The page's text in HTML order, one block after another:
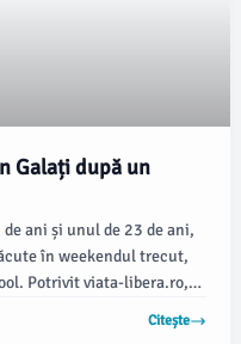
Galați după un
ani și unul de 23 de ani,
în weekendul trecut,
Potrivit viata-libera.ro,
14 martie.
Citește